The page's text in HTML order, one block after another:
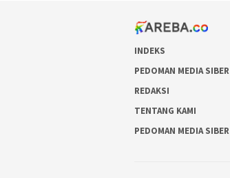
INDEKS
PEDOMAN MEDIA SIBER
REDAKSI
TENTANG KAMI
PEDOMAN MEDIA SIBER